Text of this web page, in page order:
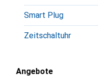
Smart Plug
Zeitschaltuhr
Angebote